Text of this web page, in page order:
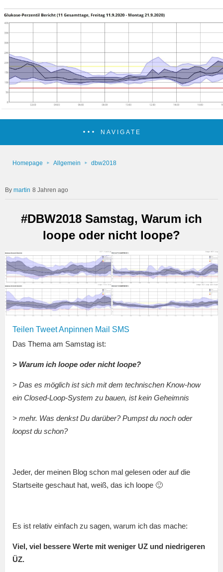
NAVIGATE
Homepage Allgemein dbw2018
martin 8 Jahren ago
#DBW2018 Samstag, Warum ich
loope oder nicht loope?
Teilen TweetAnpinnen Mail SMS
Das Thema am Samstag ist:
> Warum ich loope oder nicht loope?
> Das es möglich ist sich mit dem technischen Know-how
ein Closed-Loop-System zu bauen, ist kein Geheimnis
> mehr. Was denkst Du darüber? Pumpst du noch oder
loopst du schon?
Jeder, der meinen Blog schon mal gelesen oder auf die
Startseite geschaut hat, weiß, das ich loope 🙂
Es ist relativ einfach zu sagen, warum ich das mache:
Viel, viel bessere Werte mit weniger UZ und niedrigeren
ÜZ.